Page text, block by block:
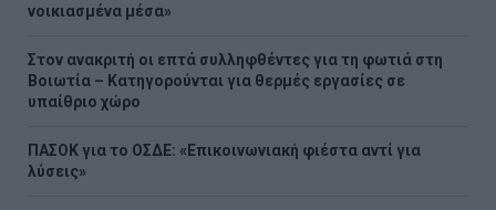
νοικιασμένα μέσα»
Στον ανακριτή οι επτά συλληφθέντες για τη φωτιά στη
Βοιωτία – Κατηγορούνται για θερμές εργασίες σε
υπαίθριο χώρο
ΠΑΣΟΚ για το ΟΣΔΕ: «Επικοινωνιακή φιέστα αντί για
λύσεις»